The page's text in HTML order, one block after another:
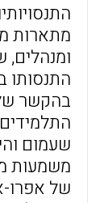
מתארות
ומנהלים,
התנסותו
בהקשר
התלמידים
שעמום
משמעות
של